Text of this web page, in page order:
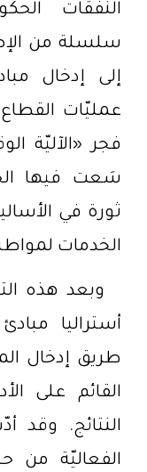
النفقات
سلسلة من
إلى إدخال
عمليّات القطاع
فجر «الآليّة
سَعت فيها
ثورة في
الخدمات
وبعد هذه
أستراليا
طريق إدخال
القائم على
النتائج. وقد
الفعاليّة من